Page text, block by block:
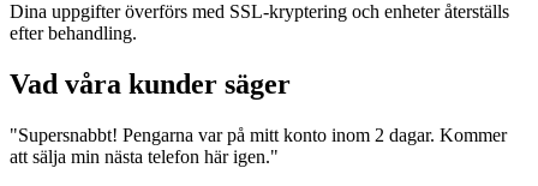
Dina uppgifter överförs med SSL-kryptering och enheter återställs
efter behandling.
Vad våra kunder säger
"Supersnabbt! Pengarna var på mitt konto inom 2 dagar. Kommer
att sälja min nästa telefon här igen."